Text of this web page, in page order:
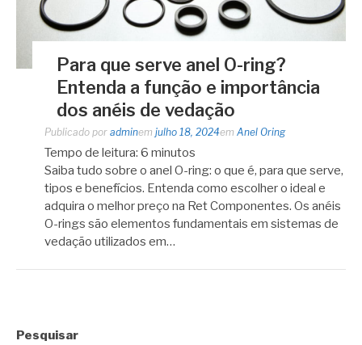
Para que serve anel O-ring?
Entenda a função e importância
dos anéis de vedação
Publicado por adminem julho 18, 2024em Anel Oring
Tempo de leitura: 6 minutos
Saiba tudo sobre o anel O-ring: o que é, para que serve,
tipos e benefícios. Entenda como escolher o ideal e
adquira o melhor preço na Ret Componentes. Os anéis
O-rings são elementos fundamentais em sistemas de
vedação utilizados em…
Pesquisar